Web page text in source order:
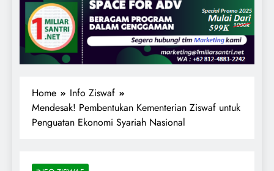
Home
Info Ziswaf
Mendesak! Pembentukan Kementerian Ziswaf untuk
Penguatan Ekonomi Syariah Nasional